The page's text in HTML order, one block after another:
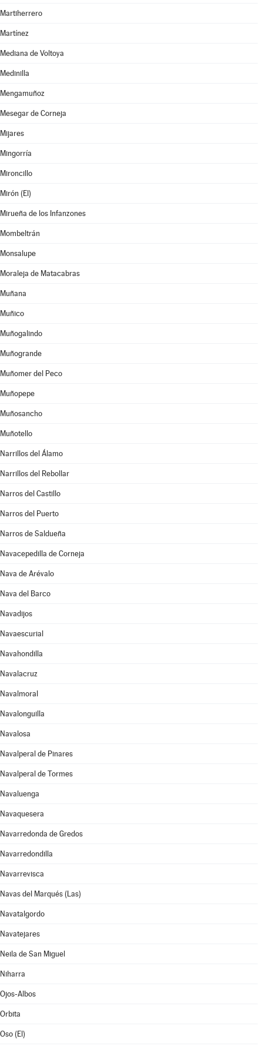
Martiherrero
Martínez
Mediana de Voltoya
Medinilla
Mengamuñoz
Mesegar de Corneja
Mijares
Mingorría
Mironcillo
Mirón (El)
Mirueña de los Infanzones
Mombeltrán
Monsalupe
Moraleja de Matacabras
Muñana
Muñico
Muñogalindo
Muñogrande
Muñomer del Peco
Muñopepe
Muñosancho
Muñotello
Narrillos del Álamo
Narrillos del Rebollar
Narros del Castillo
Narros del Puerto
Narros de Saldueña
Navacepedilla de Corneja
Nava de Arévalo
Nava del Barco
Navadijos
Navaescurial
Navahondilla
Navalacruz
Navalmoral
Navalonguilla
Navalosa
Navalperal de Pinares
Navalperal de Tormes
Navaluenga
Navaquesera
Navarredonda de Gredos
Navarredondilla
Navarrevisca
Navas del Marqués (Las)
Navatalgordo
Navatejares
Neila de San Miguel
Niharra
Ojos-Albos
Orbita
Oso (El)